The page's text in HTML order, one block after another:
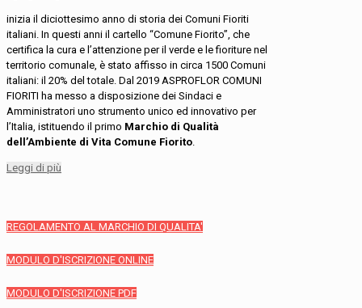
inizia il diciottesimo anno di storia dei Comuni Fioriti
italiani. In questi anni il cartello “Comune Fiorito”, che
certifica la cura e l’attenzione per il verde e le fioriture nel
territorio comunale, è stato affisso in circa 1500 Comuni
italiani: il 20% del totale. Dal 2019 ASPROFLOR COMUNI
FIORITI ha messo a disposizione dei Sindaci e
Amministratori uno strumento unico ed innovativo per
l’Italia, istituendo il primo Marchio di Qualità
dell’Ambiente di Vita Comune Fiorito
Leggi di più
REGOLAMENTO AL MARCHIO DI QUALITA'
MODULO D'ISCRIZIONE ONLINE
MODULO D'ISCRIZIONE PDF